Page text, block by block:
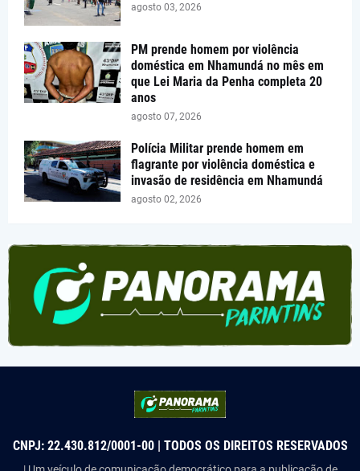
agosto 03, 2026
PM prende homem por violência
doméstica em Nhamundá no mês em
que Lei Maria da Penha completa 20
anos
agosto 07, 2026
Polícia Militar prende homem em
flagrante por violência doméstica e
invasão de residência em Nhamundá
agosto 02, 2026
CNPJ: 22.430.812/0001-00 | TODOS OS DIREITOS RESERVADOS